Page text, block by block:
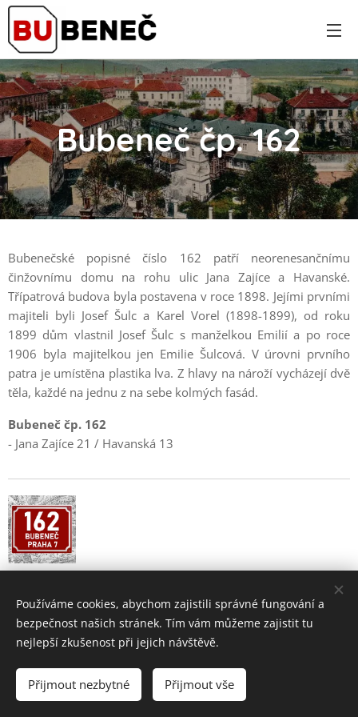
Bubeneč čp. 162
Bubenečské popisné číslo 162 patří neorenesančnímu
činžovnímu domu na rohu ulic Jana Zajíce a Havanské.
Třípatrová budova byla postavena v roce 1898. Jejími prvními
majiteli byli Josef Šulc a Karel Vorel (1898-1899), od roku
1899 dům vlastnil Josef Šulc s manželkou Emilií a po roce
1906 byla majitelkou jen Emilie Šulcová. V úrovni prvního
patra je umístěna plastika lva. Z hlavy na nároží vycházejí dvě
těla, každé na jednu z na sebe kolmých fasád.
Bubeneč čp. 162
- Jana Zajíce 21 / Havanská 13
2004 - 2026 •
www.bubenec.eu
Používáme cookies, abychom zajistili správné fungování a
bezpečnost našich stránek. Tím vám můžeme zajistit tu
nejlepší zkušenost při jejich návštěvě.
Přijmout nezbytné Přijmout vše